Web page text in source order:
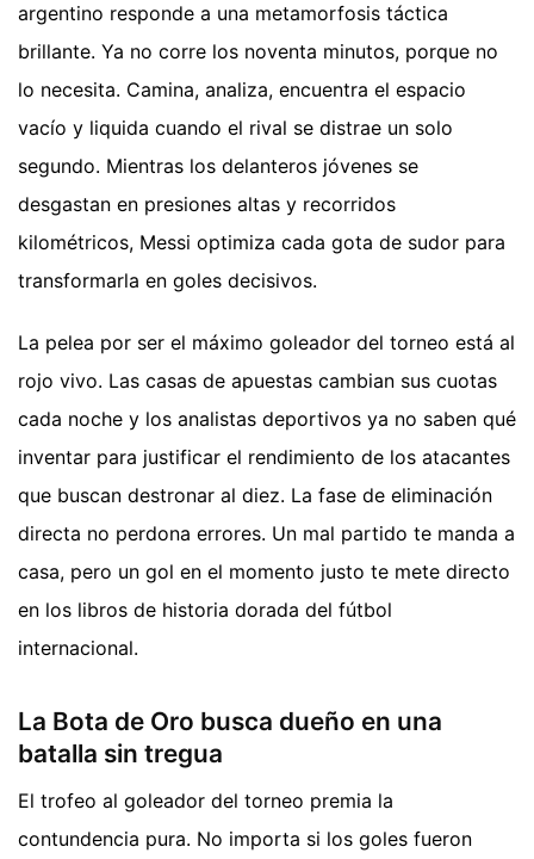
argentino responde a una metamorfosis táctica
brillante. Ya no corre los noventa minutos, porque no
lo necesita. Camina, analiza, encuentra el espacio
vacío y liquida cuando el rival se distrae un solo
segundo. Mientras los delanteros jóvenes se
desgastan en presiones altas y recorridos
kilométricos, Messi optimiza cada gota de sudor para
transformarla en goles decisivos.
La pelea por ser el máximo goleador del torneo está al
rojo vivo. Las casas de apuestas cambian sus cuotas
cada noche y los analistas deportivos ya no saben qué
inventar para justificar el rendimiento de los atacantes
que buscan destronar al diez. La fase de eliminación
directa no perdona errores. Un mal partido te manda a
casa, pero un gol en el momento justo te mete directo
en los libros de historia dorada del fútbol
internacional.
La Bota de Oro busca dueño en una
batalla sin tregua
El trofeo al goleador del torneo premia la
contundencia pura. No importa si los goles fueron